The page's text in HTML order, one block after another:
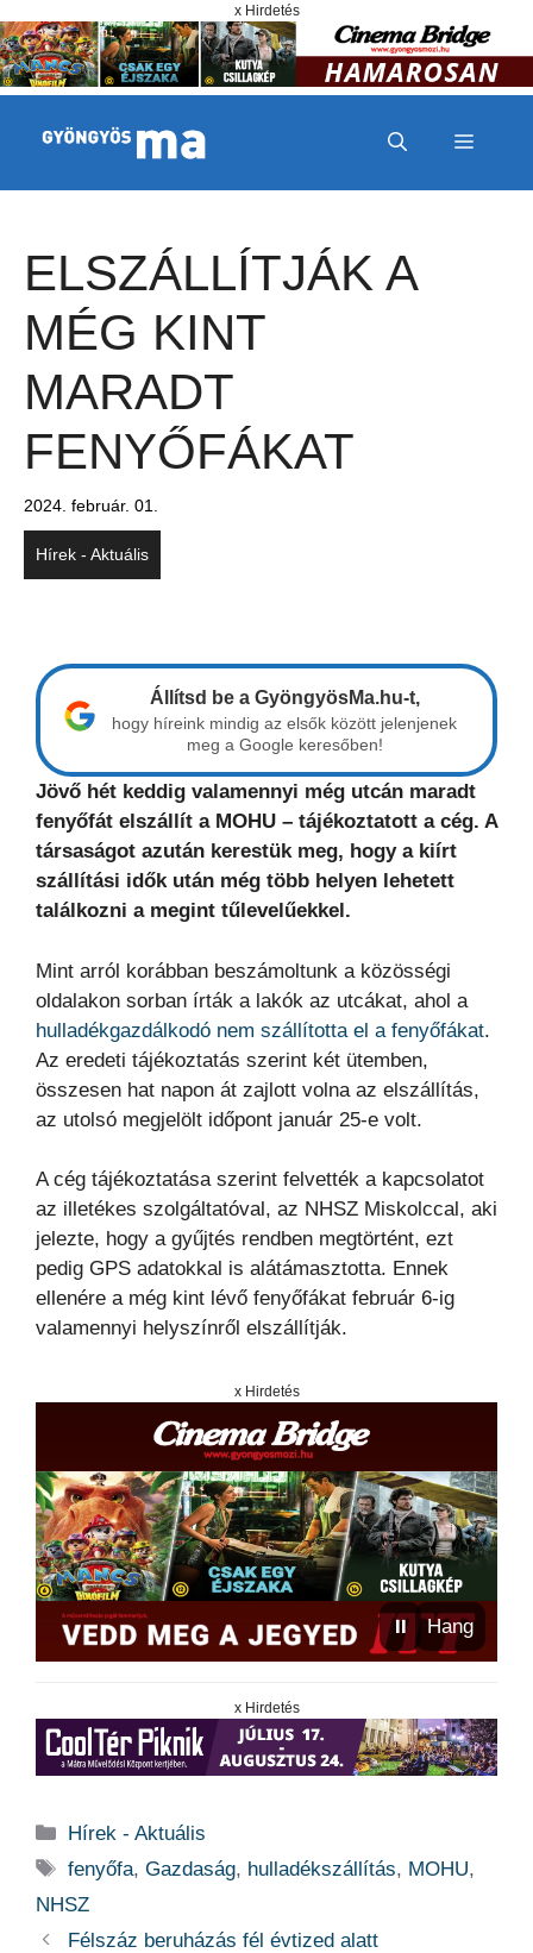
x Hirdetés
MENÜ
ELSZÁLLÍTJÁK A
MÉG KINT
MARADT
FENYŐFÁKAT
2024. február. 01.
Hírek - Aktuális
Állítsd be a GyöngyösMa.hu-t,
hogy híreink mindig az elsők között jelenjenek
meg a Google keresőben!
Jövő hét keddig valamennyi még utcán maradt
fenyőfát elszállít a MOHU – tájékoztatott a cég. A
társaságot azután kerestük meg, hogy a kiírt
szállítási idők után még több helyen lehetett
találkozni a megint tűlevelűekkel.
Mint arról korábban beszámoltunk a közösségi
oldalakon sorban írták a lakók az utcákat, ahol a
hulladékgazdálkodó nem szállította el a fenyőfákat.
Az eredeti tájékoztatás szerint két ütemben,
összesen hat napon át zajlott volna az elszállítás,
az utolsó megjelölt időpont január 25-e volt.
A cég tájékoztatása szerint felvették a kapcsolatot
az illetékes szolgáltatóval, az NHSZ Miskolccal, aki
jelezte, hogy a gyűjtés rendben megtörtént, ezt
pedig GPS adatokkal is alátámasztotta. Ennek
ellenére a még kint lévő fenyőfákat február 6-ig
valamennyi helyszínről elszállítják.
x Hirdetés
⏸ Hang
x Hirdetés
Kategória
Hírek - Aktuális
Címkék
fenyőfa,Gazdaság, hulladékszállítás, MOHU,
NHSZ
Félszáz beruházás fél évtized alatt